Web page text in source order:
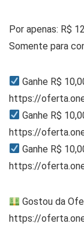
Por apenas: R$
Somente para
Ganhe R$
https://
Ganhe R$
https://
Ganhe R$
https://
Gostou da
https://